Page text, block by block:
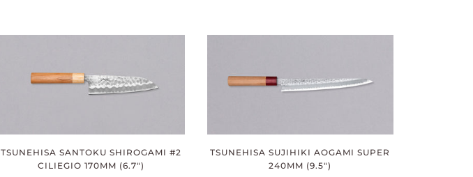
TSUNEHISA SANTOKU SHIROGAMI #2
CILIEGIO 170MM (6.7")
TSUNEHISA SUJIHIKI AOGAMI SUPER
240MM (9.5")